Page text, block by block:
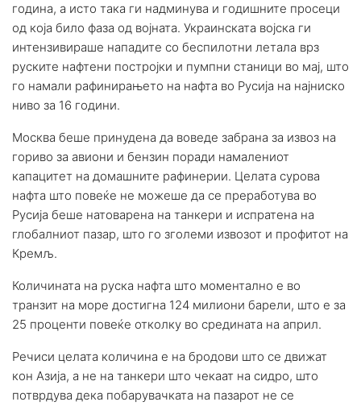
година, а исто така ги надминува и годишните просеци
од која било фаза од војната. Украинската војска ги
интензивираше нападите со беспилотни летала врз
руските нафтени постројки и пумпни станици во мај, што
го намали рафинирањето на нафта во Русија на најниско
ниво за 16 години.
Москва беше принудена да воведе забрана за извоз на
гориво за авиони и бензин поради намалениот
капацитет на домашните рафинерии. Целата сурова
нафта што повеќе не можеше да се преработува во
Русија беше натоварена на танкери и испратена на
глобалниот пазар, што го зголеми извозот и профитот на
Кремљ.
Количината на руска нафта што моментално е во
транзит на море достигна 124 милиони барели, што е за
25 проценти повеќе отколку во средината на април.
Речиси целата количина е на бродови што се движат
кон Азија, а не на танкери што чекаат на сидро, што
потврдува дека побарувачката на пазарот не се